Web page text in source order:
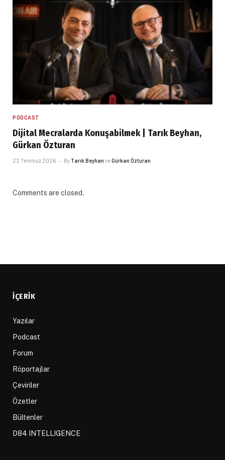
PODCAST
Dijital Mecralarda Konuşabilmek | Tarık Beyhan,
Gürkan Özturan
22 Temmuz 2026 ByTarık Beyhan veGürkan Özturan
Comments are closed.
İÇERIK
Yazılar
Podcast
Forum
Röportajlar
Çeviriler
Özetler
Bültenler
D84 INTELLIGENCE